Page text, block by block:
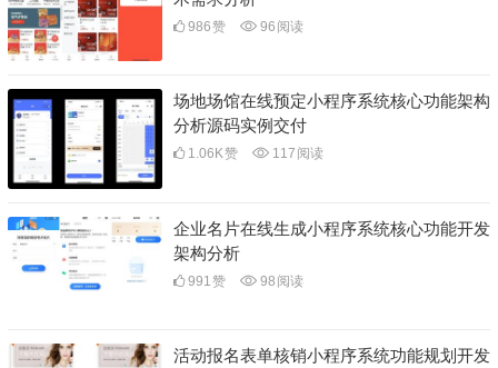
986赞 96 阅读
场地场馆在线预定小程序系统核心功能架构
分析源码实例交付
1.06K赞 117 阅读
企业名片在线生成小程序系统核心功能开发
架构分析
991赞 98 阅读
活动报名表单核销小程序系统功能规划开发